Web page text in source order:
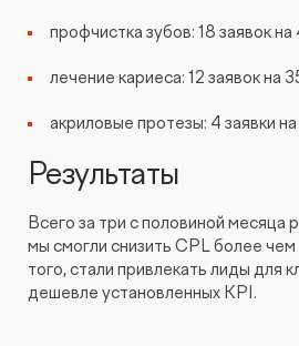
профчистка зубов: 18 заявок
лечение кариеса: 12 заявок на
акриловые протезы: 4 заявки
Результаты
Всего за три с половиной месяца
мы смогли снизить CPL более
того, стали привлекать лиды для
дешевле установленных KPI.